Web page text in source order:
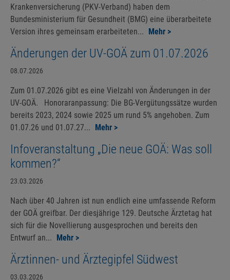
Krankenversicherung (PKV-Verband) haben dem
Bundesministerium für Gesundheit (BMG) eine überarbeitete
Version ihres gemeinsam erarbeiteten... Mehr >
Änderungen der UV-GOÄ zum 01.07.2026
08.07.2026
Zum 01.07.2026 gibt es eine Vielzahl von Änderungen in der
UV-GOÄ. Honoraranpassung: Die BG-Vergütungssätze wurden
bereits 2023, 2024 sowie 2025 um rund 5% angehoben. Zum
01.07.26 und 01.07.27... Mehr >
Infoveranstaltung „Die neue GOÄ: Was soll
kommen?“
23.03.2026
Nach über 40 Jahren ist nun endlich eine umfassende Reform
der GOÄ greifbar. Der diesjährige 129. Deutsche Ärztetag hat
sich für die Novellierung ausgesprochen und bereits den
Entwurf an... Mehr >
Ärztinnen- und Ärztegipfel Südwest
03.03.2026